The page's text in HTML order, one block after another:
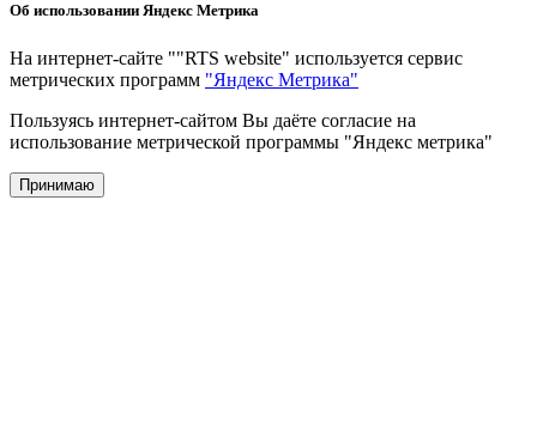
Об использовании Яндекс Метрика
На интернет-сайте ""RTS website" используется сервис
метрических программ "Яндекс Метрика"
Пользуясь интернет-сайтом Вы даёте согласие на
использование метрической программы "Яндекс метрика"
Принимаю